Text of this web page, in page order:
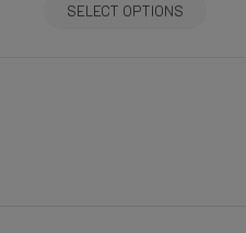
SELECT OPTIONS